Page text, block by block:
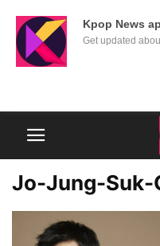
Kpop News
Get updated
Jo-Jung-Suk-